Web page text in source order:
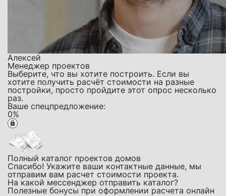
Алексей
Менеджер проектов
Выберите, что вы хотите построить. Если вы
хотите получить расчёт стоимости на разные
постройки, просто пройдите этот опрос несколько
раз.
Ваше спецпредложение:
0%
Полный каталог проектов домов
Спасибо! Укажите ваши контактные данные, мы
отправим вам расчет стоимости проекта.
На какой мессенджер отправить каталог?
Полезные бонусы при оформлении расчета онлайн